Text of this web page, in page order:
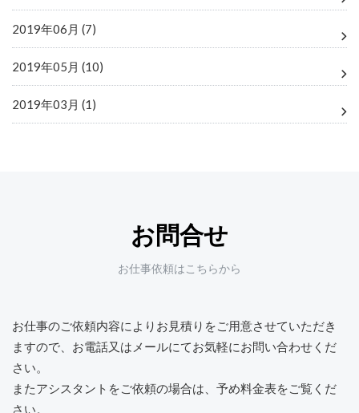
2019年06月 (7)
2019年05月 (10)
2019年03月 (1)
お問合せ
お仕事依頼はこちらから
お仕事のご依頼内容によりお見積りをご用意させていただき
ますので、 お電話又はメールにてお気軽にお問い合わせくだ
さい。
またアシスタントをご依頼の場合は、予め料金表をご覧くだ
さい。